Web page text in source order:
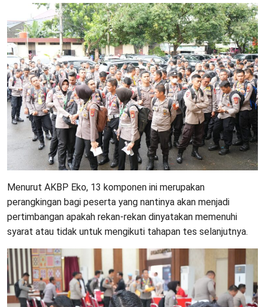
Menurut AKBP Eko, 13 komponen ini merupakan
perangkingan bagi peserta yang nantinya akan menjadi
pertimbangan apakah rekan-rekan dinyatakan memenuhi
syarat atau tidak untuk mengikuti tahapan tes selanjutnya.